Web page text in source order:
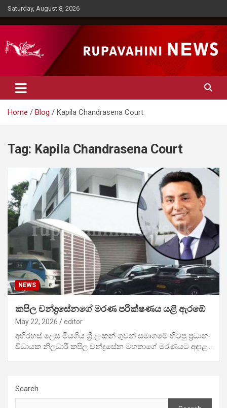
Skip
to
content
Saturday, August 8, 2026
Rupavahini News
Home Blog Kapila Chandrasena Court
Tag: Kapila Chandrasena Court
NEWS
කපිල චන්ද්‍රසේනගේ මරණ පරීක්ෂණය යළි ඇරඹේ
May 22, 2026 editor
අභිරහස් ලෙස මියගිය ශ්‍රී ලංකන් ගුවන් සමාගමේ හිටපු ප්‍රධාන
විධායක නිලධාරී කපිල චන්ද්‍රසේන මහතාගේ මරණයට අදාළ…
Search